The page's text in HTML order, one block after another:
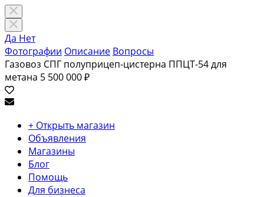
Да Нет
Фотографии Описание Вопросы
Газовоз СПГ полуприцеп-цистерна ППЦТ-54 для
метана 5 500 000 ₽
+ Открыть магазин
Объявления
Магазины
Блог
Помощь
Для бизнеса